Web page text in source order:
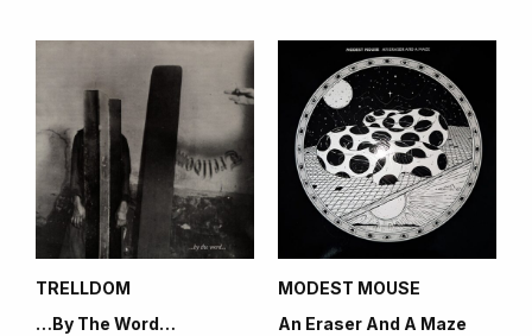
TRELLDOM
…By The Word…
MODEST MOUSE
An Eraser And A Maze